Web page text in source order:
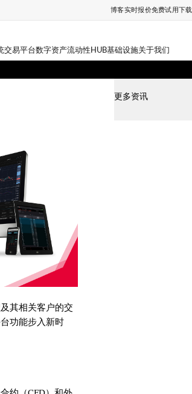
博客实时报价免费试用下载
交易平台数字资产流动性HUB基础设施关于我们
其相关客户的交
功能步入新时
更多资讯